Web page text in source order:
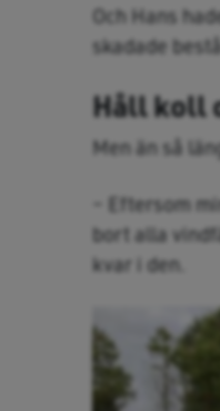
Och Hans
skadade
Håll koll
Men än så
– Eftersom
bort alla
kvar i den.